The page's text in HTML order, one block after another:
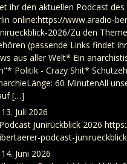
ihr den aktuellen Podcast des
online:https://www.aradio-
2026/Zu den
(passende Links findet
aus aller Welt* Ein
Politik - Crazy Shit*
60 MinutenAll
[…]
13. Juli 2026
Junirückblick 2026
podcast-
14. Juni 2026